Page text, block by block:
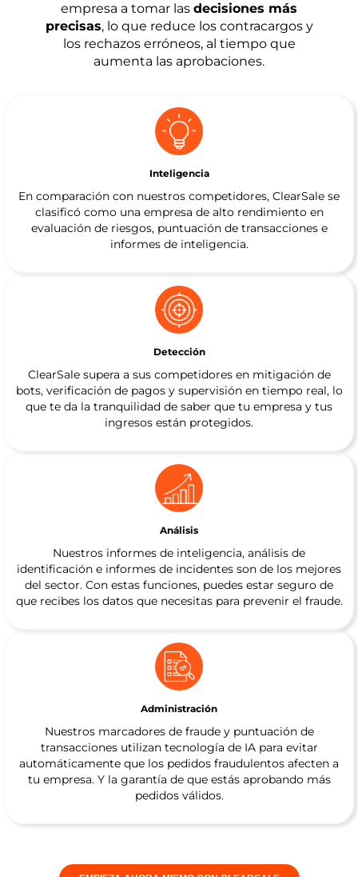
empresa a tomar las decisiones más
precisas, lo que reduce los contracargos y
los rechazos erróneos, al tiempo que
aumenta las aprobaciones.
Inteligencia
En comparación con nuestros competidores, ClearSale se
clasificó como una empresa de alto rendimiento en
evaluación de riesgos, puntuación de transacciones e
informes de inteligencia.
Detección
ClearSale supera a sus competidores en mitigación de
bots, verificación de pagos y supervisión en tiempo real, lo
que te da la tranquilidad de saber que tu empresa y tus
ingresos están protegidos.
Análisis
Nuestros informes de inteligencia, análisis de
identificación e informes de incidentes son de los mejores
del sector. Con estas funciones, puedes estar seguro de
que recibes los datos que necesitas para prevenir el fraude.
Administración
Nuestros marcadores de fraude y puntuación de
transacciones utilizan tecnología de IA para evitar
automáticamente que los pedidos fraudulentos afecten a
tu empresa. Y la garantía de que estás aprobando más
pedidos válidos.